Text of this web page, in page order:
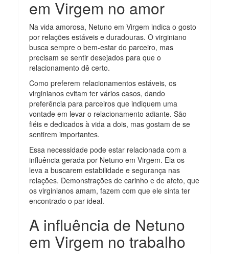
em Virgem no amor
Na vida amorosa, Netuno em Virgem indica o gosto
por relações estáveis e duradouras. O virginiano
busca sempre o bem-estar do parceiro, mas
precisam se sentir desejados para que o
relacionamento dê certo.
Como preferem relacionamentos estáveis, os
virginianos evitam ter vários casos, dando
preferência para parceiros que indiquem uma
vontade em levar o relacionamento adiante. São
fiéis e dedicados à vida a dois, mas gostam de se
sentirem importantes.
Essa necessidade pode estar relacionada com a
influência gerada por Netuno em Virgem. Ela os
leva a buscarem estabilidade e segurança nas
relações. Demonstrações de carinho e de afeto, que
os virginianos amam, fazem com que ele sinta ter
encontrado o par ideal.
A influência de Netuno
em Virgem no trabalho